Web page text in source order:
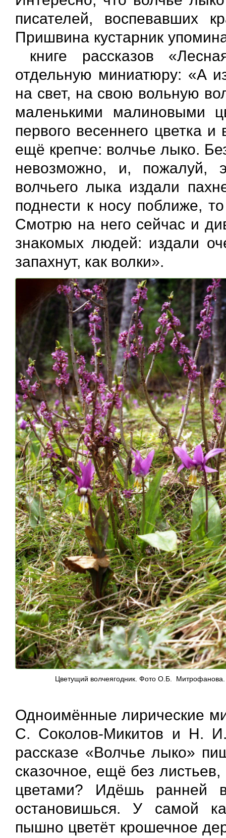
писателей, воспевавших
Пришвина кустарник
книге рассказов
отдельную миниатюру: «А
на свет, на свою вольную
маленькими малиновыми
первого весеннего цветка
ещё крепче: волчье лыко.
невозможно, и, пожалуй,
волчьего лыка издали
поднести к носу поближе,
Смотрю на него сейчас и
знакомых людей: издали
запахнут, как волки».
Цветущий волчеягодник. Фото О.Б. Митрофанова.
Одноимённые лирические
С. Соколов-Микитов и Н.
рассказе «Волчье лыко»
сказочное, ещё без
цветами? Идёшь ранней
остановишься. У самой
пышно цветёт крошечное